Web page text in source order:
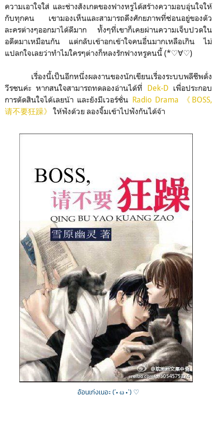
ความเอาใจใส่ และช่างสังเกตของฟางหรูได้สร้างความอบอุ่นใจให้
กับทุกคน เขามองเห็นและสามารถดึงศักยภาพที่ซ่อนอยู่ของตัว
ละครต่างๆออกมาได้ดีมาก ทั้งๆที่เขาก็เคยผ่านความเจ็บปวดใน
อดีตมาเหมือนกัน แต่กลับเข้าอกเข้าใจคนอื่นมากเหลือเกิน ไม่
แปลกใจเลยว่าทำไมใครๆต่างก็หลงรักฟางหรูคนนี้ (*♡∀♡)
เรื่องนี้เป็นอีกหนึ่งผลงานของนักเขียนเรื่องระบบพลีชีพดั่ง
วีรชนค่ะหากสนใจสามารถทดลองอ่านได้ที่ Dek-D เพื่อประกอบ
การตัดสินใจได้เลยน้า และยังมีเวอร์ชั่น Radio Drama 《BOSS,
请不要狂躁》 ให้ฟังด้วย ลองจิ้มเข้าไปฟังกันได้จ้า
อ้อนเก่งเนอะ (´• ω •`) ♡